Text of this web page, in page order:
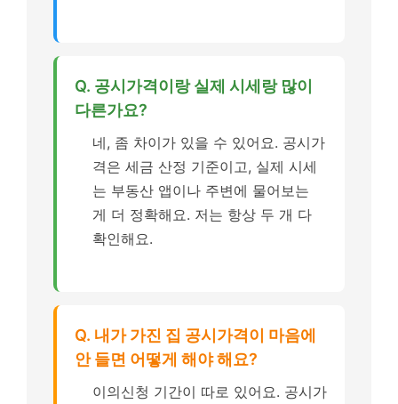
Q. 공시가격이랑 실제 시세랑 많이
다른가요?
네, 좀 차이가 있을 수 있어요. 공시가
격은 세금 산정 기준이고, 실제 시세
는 부동산 앱이나 주변에 물어보는
게 더 정확해요. 저는 항상 두 개 다
확인해요.
Q. 내가 가진 집 공시가격이 마음에
안 들면 어떻게 해야 해요?
이의신청 기간이 따로 있어요. 공시가